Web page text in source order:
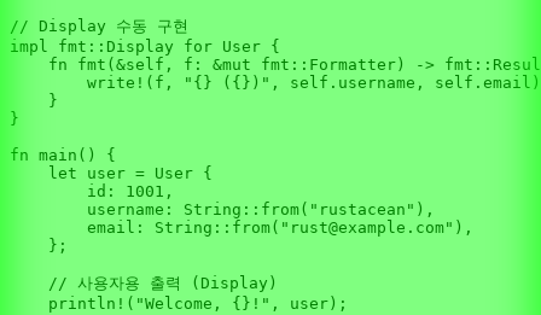
// Display 수동 구현
impl
fmt ::Display for User {
fn
fmt (&self , f: &mut fmt::Formatter) -> fmt::
write! (f, "{} ({})" , self .username, self .email)
    }
}
fn main () {
let
user = User {
        id:
1001 ,
        username:
String :: from( "rustacean" ),
        email:
String :: from( "rust@example.com" ),
    };
// 사용자용 출력 (Display)
println! ( "Welcome, {}!" , user);